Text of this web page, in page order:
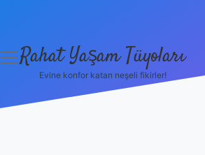
menüyü
Rahat Yaşam Tüyoları
Evine konfor katan neşeli fikirler!